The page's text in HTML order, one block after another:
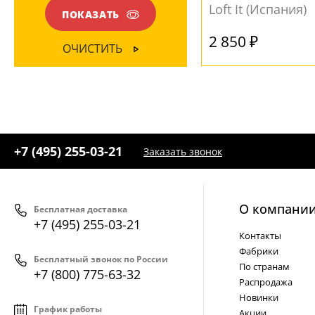
Loft It (Испания)
2 850 ₽
ПОКАЗАТЬ
ОЧИСТИТЬ
+7 (495) 255-03-21 Заказать звонок
Бесплатная доставка
+7 (495) 255-03-21
Бесплатный звонок по России
+7 (800) 775-63-32
График работы
О
Контакты
Фабрики
По странам
Распродажа
Новинки